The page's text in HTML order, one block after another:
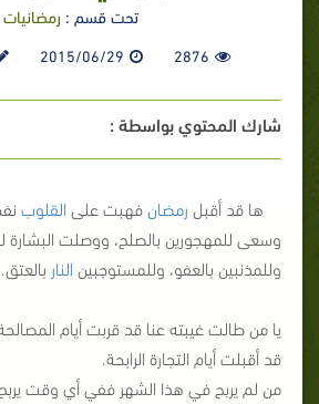
تحت قسم : رمضانيات
2876
2015/06/29
شارك المحتوي بواسطة :
ها قد أقبل رمضان فهبت على القلوب
وسعى للمهجورين بالصلح، ووصلت البشارة
وللمذنبين بالعفو، وللمستوجبين النار بالعتق.
يا من طالت غيبته عنا قد قربت أيام
قد أقبلت أيام التجارة الرابحة.
من لم يربح في هذا الشهر ففي أي وقت